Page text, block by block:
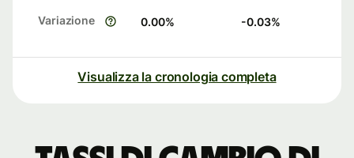
Variazione 0.00% -0.03%
Visualizza la cronologia completa